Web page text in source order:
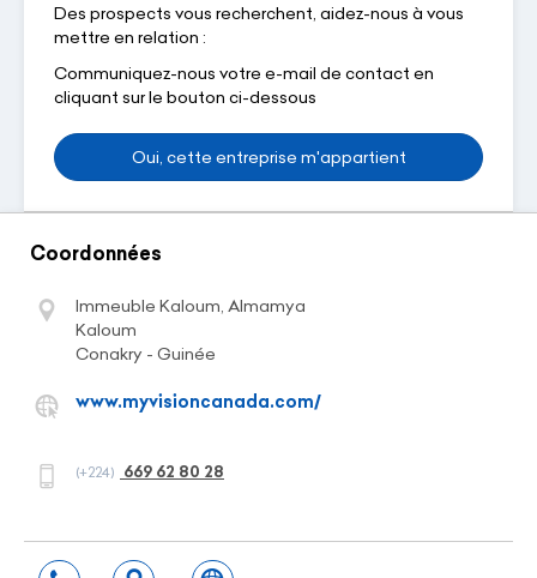
Des prospects vous recherchent, aidez-nous à vous
mettre en relation :
Communiquez-nous votre e-mail de contact en
cliquant sur le bouton ci-dessous
Oui, cette entreprise m'appartient
Coordonnées
Immeuble Kaloum, Almamya
Kaloum
Conakry - Guinée
www.myvisioncanada.com/
(+224) 669 62 80 28